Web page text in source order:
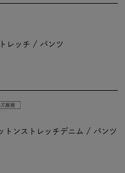
レッチ / パンツ
ンストレッチデニム / パンツ